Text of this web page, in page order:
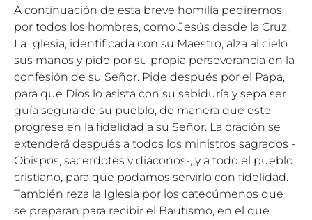
A continuación de esta breve homilía pediremos
por todos los hombres, como Jesús desde la Cruz.
La Iglesia, identificada con su Maestro, alza al cielo
sus manos y pide por su propia perseverancia en la
confesión de su Señor. Pide después por el Papa,
para que Dios lo asista con su sabiduría y sepa ser
guía segura de su pueblo, de manera que este
progrese en la fidelidad a su Señor. La oración se
extenderá después a todos los ministros sagrados -
Obispos, sacerdotes y diáconos-, y a todo el pueblo
cristiano, para que podamos servirlo con fidelidad.
También reza la Iglesia por los catecúmenos que
se preparan para recibir el Bautismo, en el que